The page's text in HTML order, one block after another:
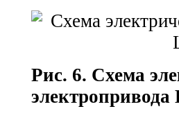
Рис. 6. Схема